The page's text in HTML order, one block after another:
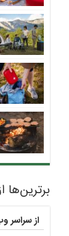
برترین‌ها
از سراسر